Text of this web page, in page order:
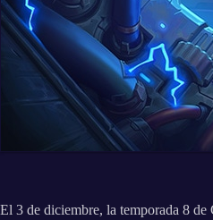
El 3 de diciembre, la temporada 8